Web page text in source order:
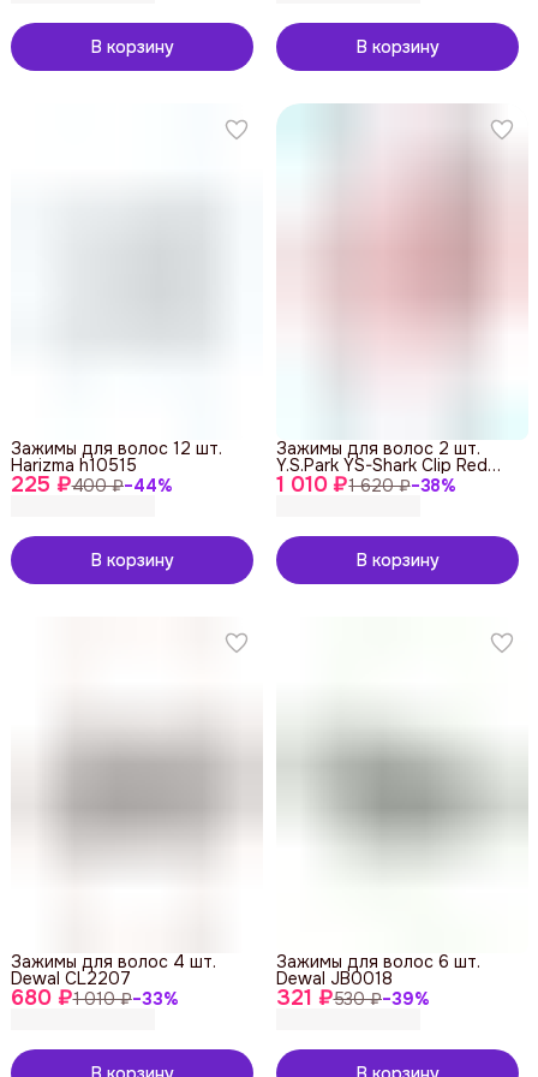
В корзину В корзину
225 ₽400 ₽−44%
Зажимы для волос 12 шт.
Harizma h10515
В корзину
1 010 ₽1 620 ₽−38%
Зажимы для волос 2 шт.
Y.S.Park YS-Shark Clip Red
Metal
В корзину
680 ₽1 010 ₽−33%
Зажимы для волос 4 шт.
Dewal CL2207
321 ₽530 ₽−39%
Зажимы для волос 6 шт.
Dewal JB0018